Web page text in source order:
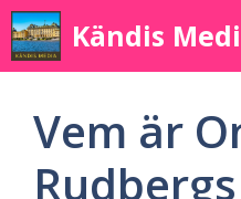
Skip
to
content
Kändis
Vem är